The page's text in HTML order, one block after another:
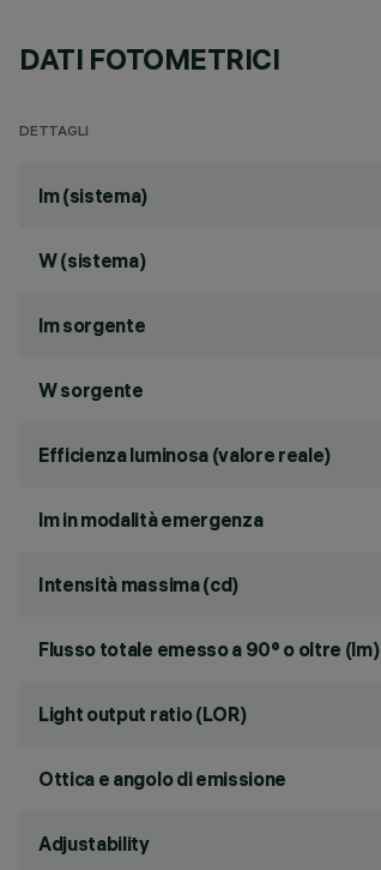
DATI FOTOMETRICI
DETTAGLI
lm (sistema)
W (sistema)
lm sorgente
W sorgente
Efficienza luminosa (valore reale)
lm in modalità emergenza
Intensità massima (cd)
Flusso totale emesso a 90° o oltre (lm)
Light output ratio (LOR)
Ottica e angolo di emissione
Adjustability